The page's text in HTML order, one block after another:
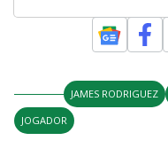
JAMES RODRIGUEZ
JOGADOR